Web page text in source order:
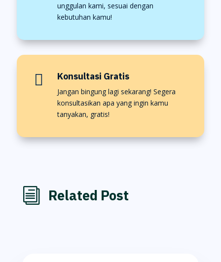
unggulan kami, sesuai dengan
kebutuhan kamu!
 Konsultasi Gratis
Jangan bingung lagi sekarang! Segera
konsultasikan apa yang ingin kamu
tanyakan, gratis!
i Related Post